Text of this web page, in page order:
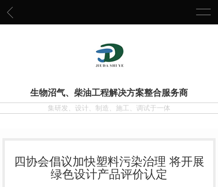
生物沼气、柴油工程解决方案整合服务商
集研发、设计、制造、施工、调试于一体
四协会倡议加快塑料污染治理 将开展
绿色设计产品评价认定